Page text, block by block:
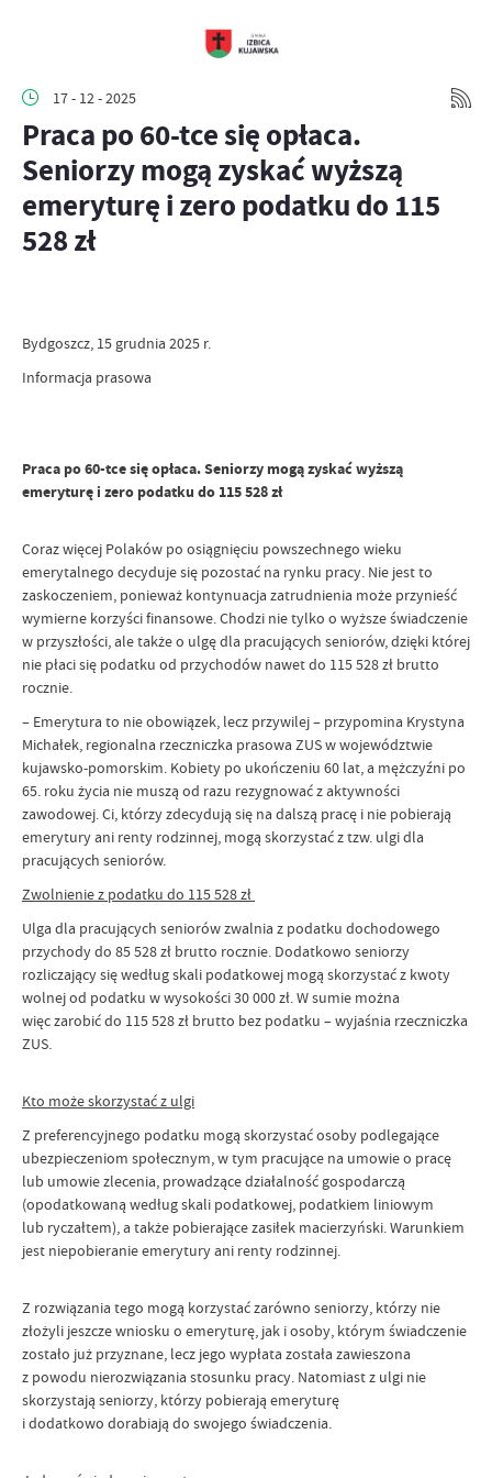
17 - 12 - 2025
Praca po 60-tce się opłaca.
Seniorzy mogą zyskać wyższą
emeryturę i zero podatku do 115
528 zł
Bydgoszcz, 15 grudnia 2025 r.
Informacja prasowa
Praca po 60-tce się opłaca. Seniorzy mogą zyskać wyższą
emeryturę i zero podatku do 115 528 zł
Coraz więcej Polaków po osiągnięciu powszechnego wieku
emerytalnego decyduje się pozostać na rynku pracy. Nie jest to
zaskoczeniem, ponieważ kontynuacja zatrudnienia może przynieść
wymierne korzyści finansowe. Chodzi nie tylko o wyższe świadczenie
w przyszłości, ale także o ulgę dla pracujących seniorów, dzięki której
nie płaci się podatku od przychodów nawet do 115 528 zł brutto
rocznie.
– Emerytura to nie obowiązek, lecz przywilej – przypomina Krystyna
Michałek, regionalna rzeczniczka prasowa ZUS w województwie
kujawsko-pomorskim. Kobiety po ukończeniu 60 lat, a mężczyźni po
65. roku życia nie muszą od razu rezygnować z aktywności
zawodowej. Ci, którzy zdecydują się na dalszą pracę i nie pobierają
emerytury ani renty rodzinnej, mogą skorzystać z tzw. ulgi dla
pracujących seniorów.
Zwolnienie z podatku do 115 528 zł
Ulga dla pracujących seniorów zwalnia z podatku dochodowego
przychody do 85 528 zł brutto rocznie. Dodatkowo seniorzy
rozliczający się według skali podatkowej mogą skorzystać z kwoty
wolnej od podatku w wysokości 30 000 zł. W sumie można
więc zarobić do 115 528 zł brutto bez podatku – wyjaśnia rzeczniczka
ZUS.
Kto może skorzystać z ulgi
Z preferencyjnego podatku mogą skorzystać osoby podlegające
ubezpieczeniom społecznym, w tym pracujące na umowie o pracę
lub umowie zlecenia, prowadzące działalność gospodarczą
(opodatkowaną według skali podatkowej, podatkiem liniowym
lub ryczałtem), a także pobierające zasiłek macierzyński. Warunkiem
jest niepobieranie emerytury ani renty rodzinnej.
Z rozwiązania tego mogą korzystać zarówno seniorzy, którzy nie
złożyli jeszcze wniosku o emeryturę, jak i osoby, którym świadczenie
zostało już przyznane, lecz jego wypłata została zawieszona
z powodu nierozwiązania stosunku pracy. Natomiast z ulgi nie
skorzystają seniorzy, którzy pobierają emeryturę
i dodatkowo dorabiają do swojego świadczenia.